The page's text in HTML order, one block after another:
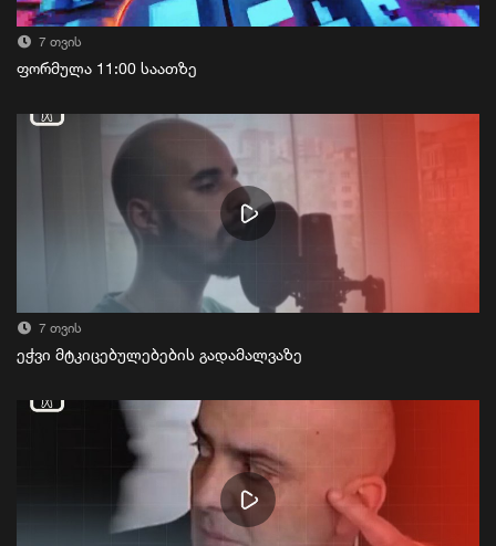
7 თვის
ფორმულა 11:00 საათზე
7 თვის
ეჭვი მტკიცებულებების გადამალვაზე